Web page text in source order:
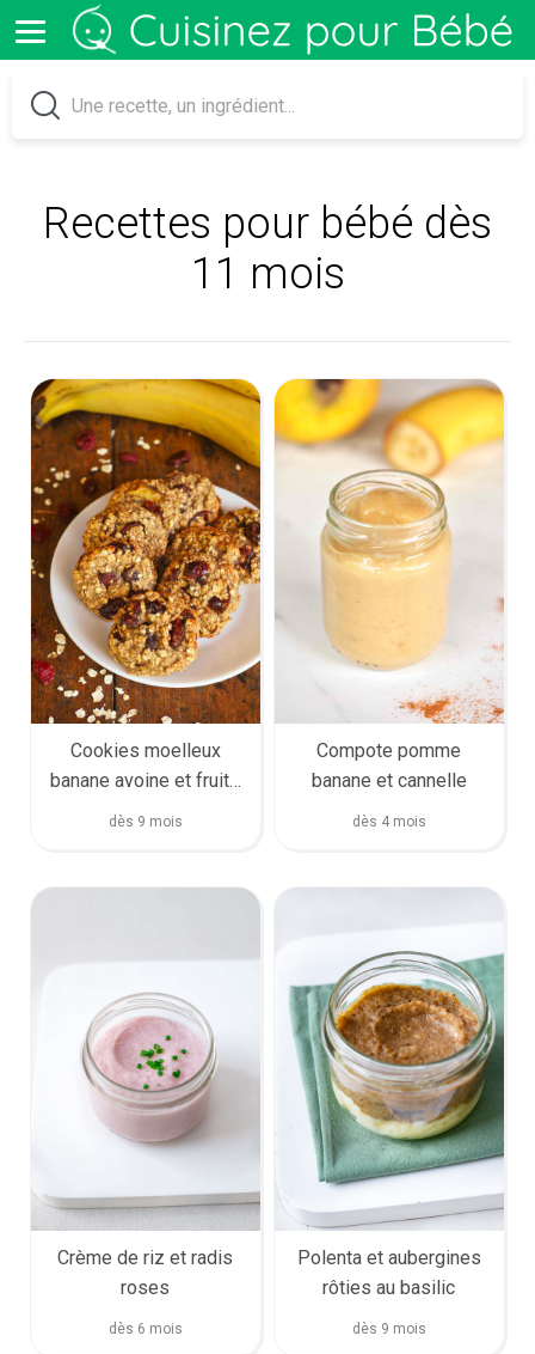
Recettes pour bébé dès
11 mois
Cookies moelleux
banane avoine et fruits
dès 9 mois
Compote pomme
banane et cannelle
dès 4 mois
Crème de riz et radis
roses
dès 6 mois
Polenta et aubergines
rôties au basilic
dès 9 mois